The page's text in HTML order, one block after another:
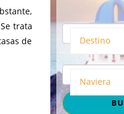
trata
de
Destino
Naviera